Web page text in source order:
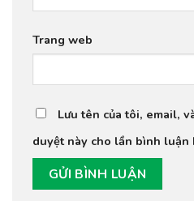
Trang web
Lưu tên của tôi, email,
duyệt này cho lần bình luận